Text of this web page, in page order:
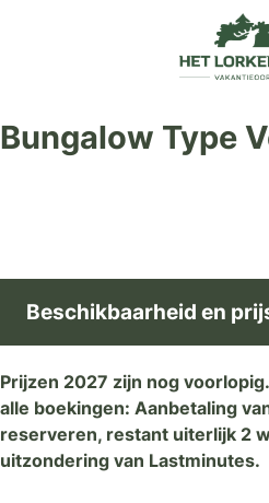
Bungalow Type
Beschikbaarheid en
Prijzen 2027 zijn nog
alle boekingen: Aanbetaling
reserveren, restant uiterlijk 2
uitzondering van Lastminutes.